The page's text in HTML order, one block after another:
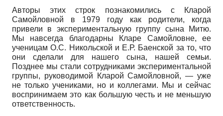
Авторы этих строк познакомились с Кларой
Самойловной в 1979 году как родители, когда
привели в экспериментальную группу сына Митю.
Мы навсегда благодарны Кларе Самойловне, ее
ученицам О.С. Никольской и Е.Р. Баенской за то, что
они сделали для нашего сына, нашей семьи.
Позднее мы стали сотрудниками экспериментальной
группы, руководимой Кларой Самойловной, — уже
не только учениками, но и коллегами. Мы и сейчас
воспринимаем это как большую честь и не меньшую
ответственность.